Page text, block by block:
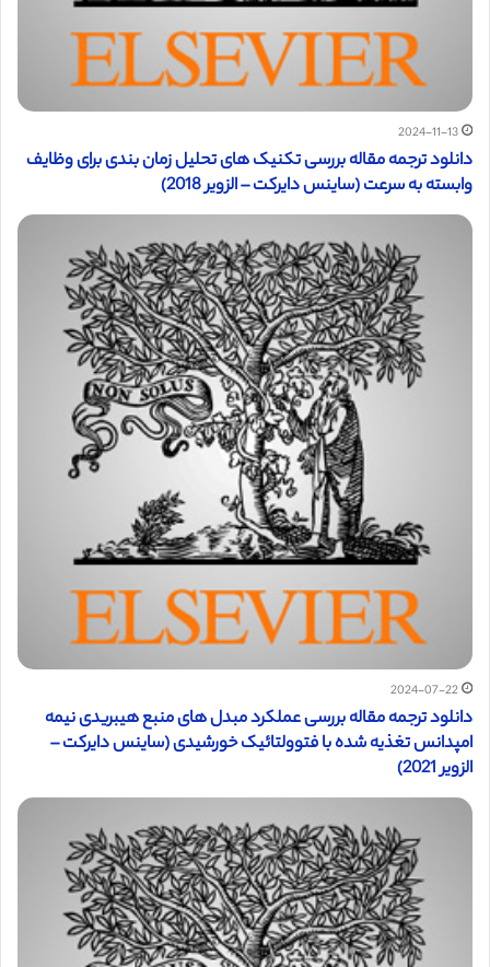
2024-11-13
دانلود ترجمه مقاله بررسی تکنیک های تحلیل زمان بندی برای وظایف
وابسته به سرعت (ساینس دایرکت – الزویر 2018)
2024-07-22
دانلود ترجمه مقاله بررسی عملکرد مبدل های منبع هیبریدی نیمه
امپدانس تغذیه شده با فتوولتائیک خورشیدی (ساینس دایرکت –
الزویر 2021)